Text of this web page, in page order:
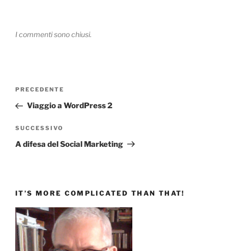
I commenti sono chiusi.
Navigazione
Articolo
precedente:
PRECEDENTE
Viaggio a WordPress 2
Articolo
successivo
SUCCESSIVO
A difesa del Social Marketing
IT’S MORE COMPLICATED THAN THAT!